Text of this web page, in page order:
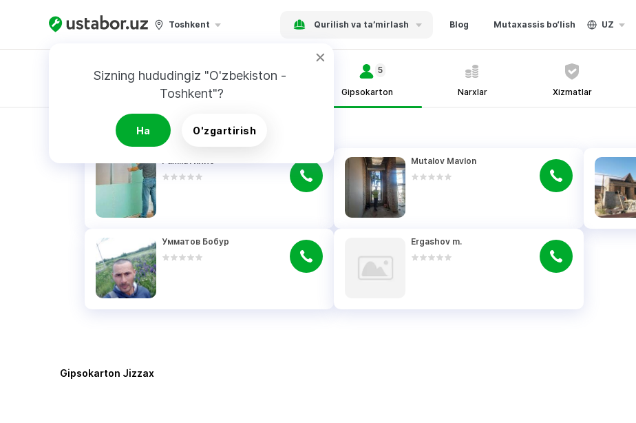
Toshkent Qurilish va ta’mirlash Blog Mutaxassis bo‘lish UZ
Sizning hududingiz "O'zbekiston -
Toshkent"?
Ha O'zgartirish
Gipsokarton
5
Narxlar Xizmatlar
QIDIRUV NATIJALARI
Рахматилло Mutalov Mavlon
Умматов Бобур Ergashov m.
Gipsokarton Jizzax